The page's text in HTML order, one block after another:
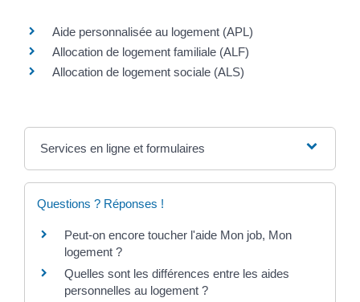
Aide personnalisée au logement (APL)
Allocation de logement familiale (ALF)
Allocation de logement sociale (ALS)
Services en ligne et formulaires
Questions ? Réponses !
Peut-on encore toucher l'aide Mon job, Mon
logement ?
Quelles sont les différences entre les aides
personnelles au logement ?